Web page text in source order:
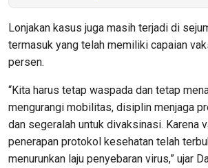
Lonjakan kasus juga masih terjadi di
termasuk yang telah memiliki capaian
persen.
“Kita harus tetap waspada dan tetap
mengurangi mobilitas, disiplin menjaga
dan segeralah untuk divaksinasi. Karena
penerapan protokol kesehatan telah
menurunkan laju penyebaran virus,” ujar